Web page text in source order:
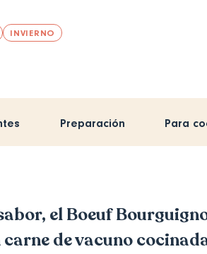
INVIERNO
Preparación Para
el Boeuf
de vacuno